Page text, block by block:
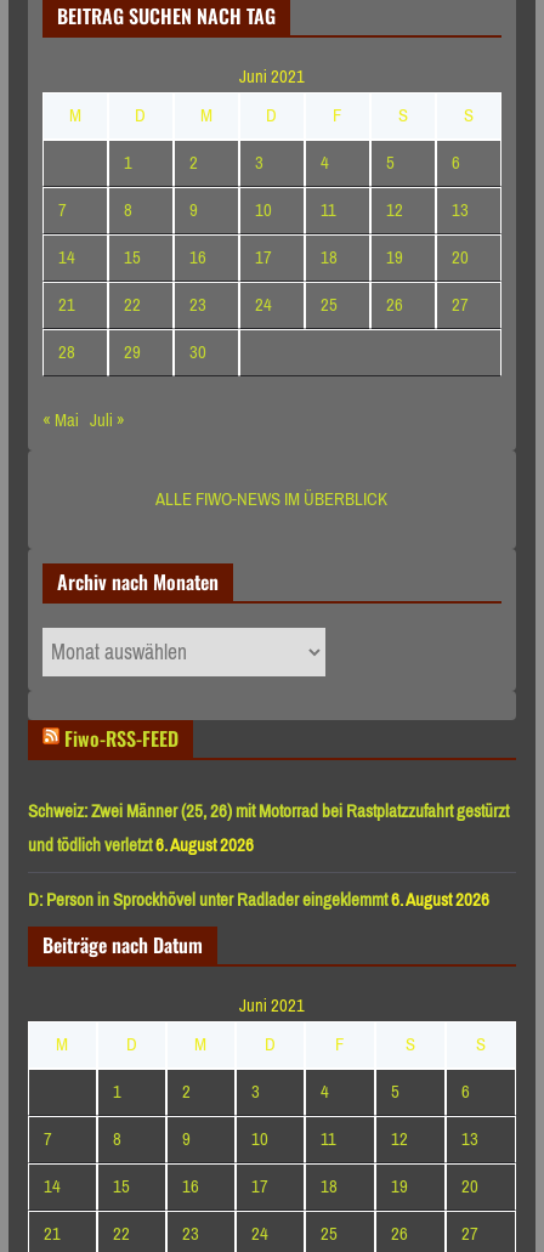
BEITRAG SUCHEN NACH TAG
Juni 2021
M
D M D F S
S
1
2 3 4 5
6
7
8 9 10 11 12
13
14
15 16 17 18 19
20
21
22 23 24 25 26
27
28
29
30
« Mai Juli »
ALLE FIWO-NEWS IM ÜBERBLICK
Archiv nach Monaten
Archiv
nach
Fiwo-RSS-FEED
Schweiz: Zwei Männer (25, 26) mit Motorrad bei Rastplatzzufahrt gestürzt
und tödlich verletzt6. August 2026
D: Person in Sprockhövel unter Radlader eingeklemmt6. August 2026
Beiträge nach Datum
Juni 2021
M
D M D F S
S
1
2 3 4 5
6
7
8 9 10 11 12
13
14
15 16 17 18 19
20
21
22 23 24 25 26 27